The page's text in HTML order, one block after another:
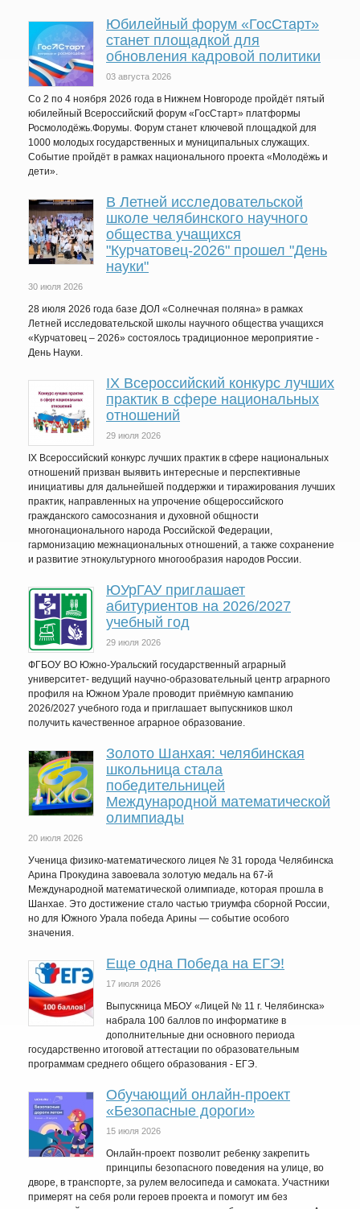
Юбилейный форум «ГосСтарт»
станет площадкой для
обновления кадровой политики
03 августа 2026
Со 2 по 4 ноября 2026 года в Нижнем Новгороде пройдёт пятый
юбилейный Всероссийский форум «ГосСтарт» платформы
Росмолодёжь.Форумы. Форум станет ключевой площадкой для
1000 молодых государственных и муниципальных служащих.
Событие пройдёт в рамках национального проекта «Молодёжь и
дети».
В Летней исследовательской
школе челябинского научного
общества учащихся
"Курчатовец-2026" прошел "День
науки"
30 июля 2026
28 июля 2026 года базе ДОЛ «Солнечная поляна» в рамках
Летней исследовательской школы научного общества учащихся
«Курчатовец – 2026» состоялось традиционное мероприятие -
День Науки.
IХ Всероссийский конкурс лучших
практик в сфере национальных
отношений
29 июля 2026
IX Всероссийский конкурс лучших практик в сфере национальных
отношений призван выявить интересные и перспективные
инициативы для дальнейшей поддержки и тиражирования лучших
практик, направленных на упрочение общероссийского
гражданского самосознания и духовной общности
многонационального народа Российской Федерации,
гармонизацию межнациональных отношений, а также сохранение
и развитие этнокультурного многообразия народов России.
ЮУрГАУ приглашает
абитуриентов на 2026/2027
учебный год
29 июля 2026
ФГБОУ ВО Южно-Уральский государственный аграрный
университет- ведущий научно-образовательный центр аграрного
профиля на Южном Урале проводит приёмную кампанию
2026/2027 учебного года и приглашает выпускников школ
получить качественное аграрное образование.
Золото Шанхая: челябинская
школьница стала
победительницей
Международной математической
олимпиады
20 июля 2026
Ученица физико-математического лицея № 31 города Челябинска
Арина Прокудина завоевала золотую медаль на 67-й
Международной математической олимпиаде, которая прошла в
Шанхае. Это достижение стало частью триумфа сборной России,
но для Южного Урала победа Арины — событие особого
значения.
Еще одна Победа на ЕГЭ!
17 июля 2026
Выпускница МБОУ «Лицей № 11 г. Челябинска»
набрала 100 баллов по информатике в
дополнительные дни основного периода
государственно итоговой аттестации по образовательным
программам среднего общего образования - ЕГЭ.
Обучающий онлайн-проект
«Безопасные дороги»
15 июля 2026
Онлайн-проект позволит ребенку закрепить
принципы безопасного поведения на улице, во
дворе, в транспорте, за рулем велосипеда и самоката. Участники
примерят на себя роли героев проекта и помогут им без